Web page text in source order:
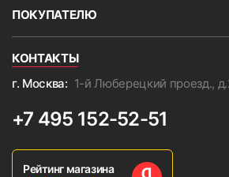
ПОКУПАТЕЛЮ
КОНТАКТЫ
+7 495 152-52-51
г. Москва: 1-й Люберецкий проезд.,
Рейтинг магазина